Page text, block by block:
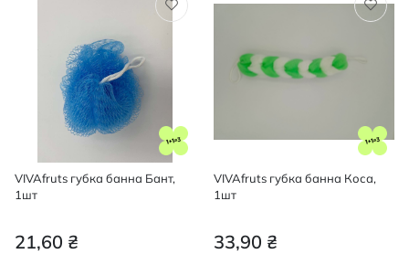
VIVAfruts губка банна Бант,
1шт
21,60 ₴
VIVAfruts губка банна Коса,
1шт
33,90 ₴